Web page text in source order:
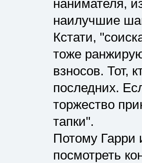
нанимателя,
наилучшие
Кстати,
тоже
взносов. Тот,
последних.
торжество
тапки".
Потому Гарри
посмотреть